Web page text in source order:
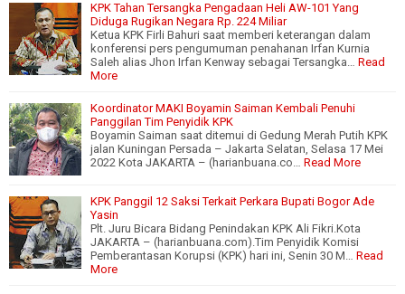
KPK Tahan Tersangka Pengadaan Heli AW-101 Yang
Diduga Rugikan Negara Rp. 224 Miliar
Ketua KPK Firli Bahuri saat memberi keterangan dalam
konferensi pers pengumuman penahanan Irfan Kurnia
Saleh alias Jhon Irfan Kenway sebagai Tersangka… Read
More
Koordinator MAKI Boyamin Saiman Kembali Penuhi
Panggilan Tim Penyidik KPK
Boyamin Saiman saat ditemui di Gedung Merah Putih KPK
jalan Kuningan Persada – Jakarta Selatan, Selasa 17 Mei
2022 Kota JAKARTA – (harianbuana.co… Read More
KPK Panggil 12 Saksi Terkait Perkara Bupati Bogor Ade
Yasin
Plt. Juru Bicara Bidang Penindakan KPK Ali Fikri.Kota
JAKARTA – (harianbuana.com).Tim Penyidik Komisi
Pemberantasan Korupsi (KPK) hari ini, Senin 30 M… Read
More